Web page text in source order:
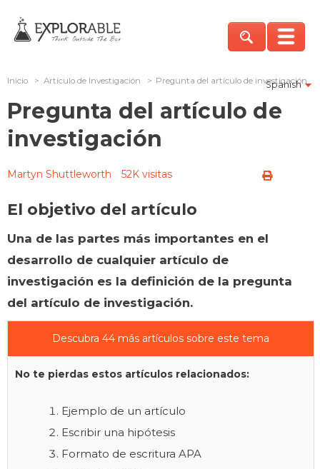
Spanish
Inicio > Artículo de Investigación > Pregunta del artículo de investigación
Pregunta del artículo de
investigación
Martyn Shuttleworth 52K visitas
El objetivo del artículo
Una de las partes más importantes en el
desarrollo de cualquier artículo de
investigación es la definición de la pregunta
del artículo de investigación.
Descubra 44 más artículos sobre este tema
No te pierdas estos artículos relacionados:
Ejemplo de un artículo
Escribir una hipótesis
Formato de escritura APA